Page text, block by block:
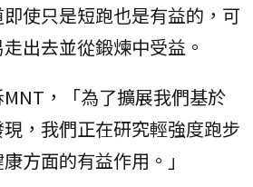
使只是短跑也是有益的，可
出去並從鍛煉中受益。
，「為了擴展我們基於
，我們正在研究輕強度跑步
方面的有益作用。」